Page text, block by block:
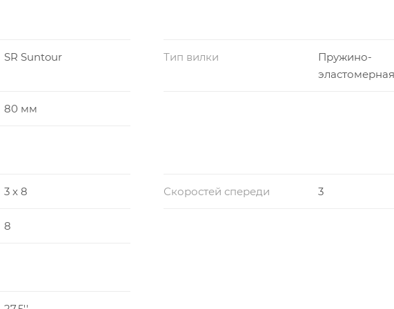
SR Suntour Тип вилки
Пружино-
эластомерная
80 мм
3 x 8 Скоростей спереди 3
8